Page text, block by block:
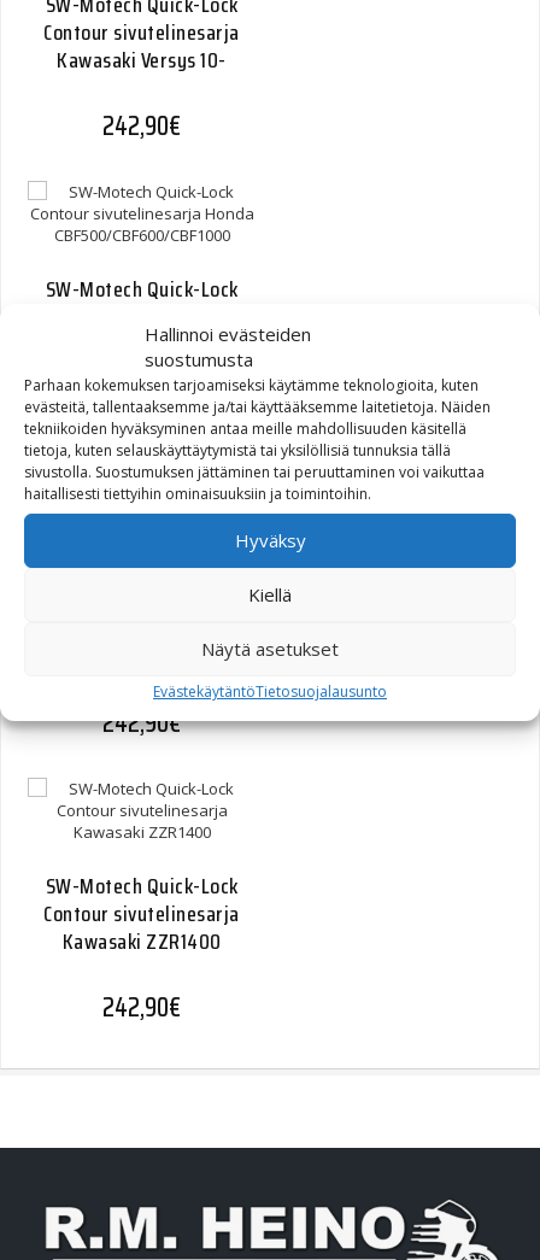
Hallinnoi evästeiden
suostumusta
Parhaan kokemuksen tarjoamiseksi käytämme teknologioita, kuten
evästeitä, tallentaaksemme ja/tai käyttääksemme laitetietoja. Näiden
tekniikoiden hyväksyminen antaa meille mahdollisuuden käsitellä
tietoja, kuten selauskäyttäytymistä tai yksilöllisiä tunnuksia tällä
sivustolla. Suostumuksen jättäminen tai peruuttaminen voi vaikuttaa
haitallisesti tiettyihin ominaisuuksiin ja toimintoihin.
Hyväksy
Kiellä
Näytä asetukset
EvästekäytäntöTietosuojalausunto
Contour sivutelinesarja
Kawasaki Versys 10-
242,90€
SW-Motech Quick-Lock
Honda
CBF500/CBF600/CBF1000
242,90€
Kawasaki Z1000SX
242,90€
SW-Motech Quick-Lock
Contour sivutelinesarja
Kawasaki ZZR1400
242,90€